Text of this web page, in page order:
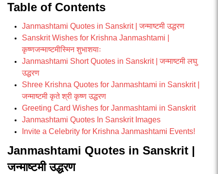
Table of Contents
Janmashtami Quotes in Sanskrit | जन्माष्टमी उद्धरण
Sanskrit Wishes for Krishna Janmashtami |
कृष्णजन्माष्टमीस्मिन शुभाशयाः
Janmashtami Short Quotes in Sanskrit | जन्माष्टमी लघु
उद्धरण
Shree Krishna Quotes for Janmashtami in Sanskrit |
जन्माष्टमी कृते श्री कृष्ण उद्धरण
Greeting Card Wishes for Janmashtami in Sanskrit
Janmashtami Quotes In Sanskrit Images
Invite a Celebrity for Krishna Janmashtami Events!
Janmashtami Quotes in Sanskrit |
जन्माष्टमी उद्धरण